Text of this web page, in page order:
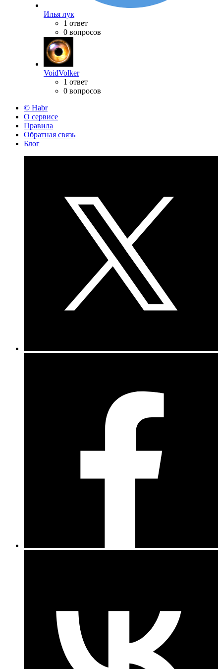
Илья лук
1 ответ
0 вопросов
VoidVolker
1 ответ
0 вопросов
© Habr
О сервисе
Правила
Обратная связь
Блог